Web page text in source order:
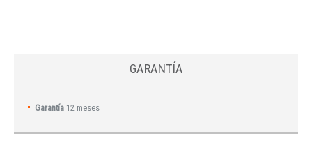
GARANTÍA
Garantía 12 meses